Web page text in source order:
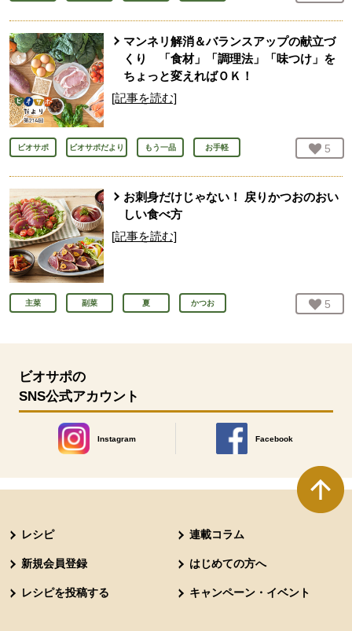
マンネリ解消＆バランスアップの献立づ
くり 「食材」「調理法」「味つけ」を
ちょっと変えればＯＫ！
[記事を読む]
ビオサポ ビオサポだより もう一品 お手軽 お気
5
お刺身だけじゃない！ 戻りかつおのおい
しい食べ方
[記事を読む]
主菜 副菜 夏 かつお お気
5
ビオサポの
SNS公式アカウント
Instagram
別のウィンドウで開きます。
Facebook
別のウィンドウで開きます
レシピ 連載コラム
新規会員登録 はじめての方へ
レシピを投稿する キャンペーン・イベント